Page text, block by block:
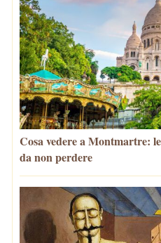
Cosa vedere a Montmartre:
da non perdere